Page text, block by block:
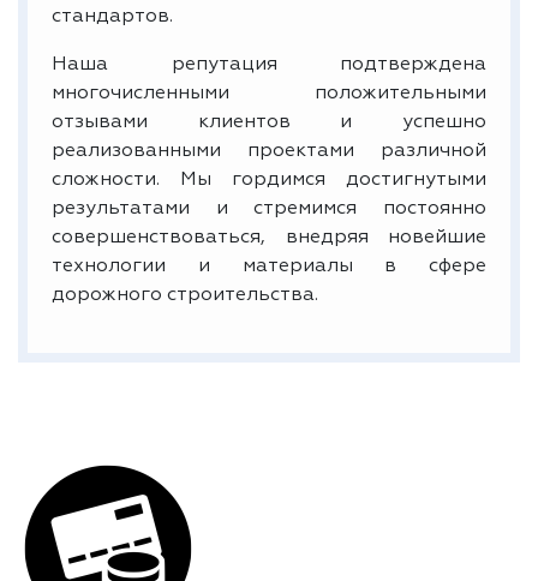
стандартов.
Наша репутация подтверждена
многочисленными положительными
отзывами клиентов и успешно
реализованными проектами различной
сложности. Мы гордимся достигнутыми
результатами и стремимся постоянно
совершенствоваться, внедряя новейшие
технологии и материалы в сфере
дорожного строительства.